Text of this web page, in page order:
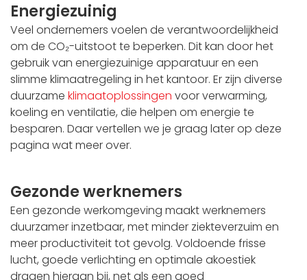
Energiezuinig
Veel ondernemers voelen de verantwoordelijkheid
om de CO₂-uitstoot te beperken. Dit kan door het
gebruik van energiezuinige apparatuur en een
slimme klimaatregeling in het kantoor. Er zijn diverse
duurzame klimaatoplossingen voor verwarming,
koeling en ventilatie, die helpen om energie te
besparen. Daar vertellen we je graag later op deze
pagina wat meer over.
Gezonde werknemers
Een gezonde werkomgeving maakt werknemers
duurzamer inzetbaar, met minder ziekteverzuim en
meer productiviteit tot gevolg. Voldoende frisse
lucht, goede verlichting en optimale akoestiek
dragen hieraan bij, net als een goed